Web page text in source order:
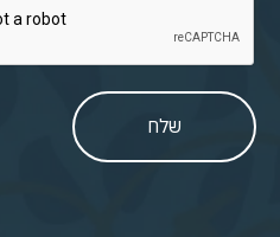
שלח